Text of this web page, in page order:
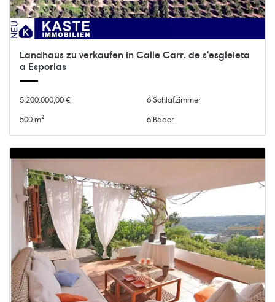
Landhaus zu verkaufen in Calle Carr. de s'esgleieta
a Esporlas
5.200.000,00 €
500 m²
6 Schlafzimmer
6 Bäder